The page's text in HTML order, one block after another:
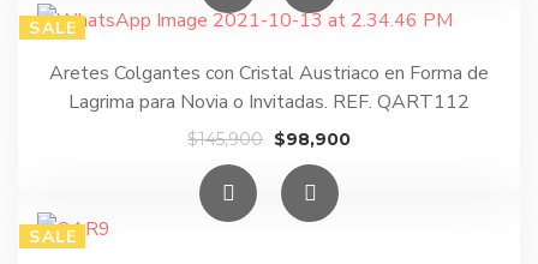
era:
es:
SALE
Aretes Colgantes con Cristal Austriaco en Forma de
Lagrima para Novia o Invitadas. REF. QART112
$145,900 El
precio
original
era:
$98,900El
SALE